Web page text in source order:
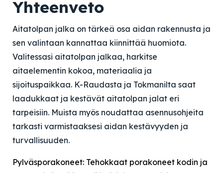
Yhteenveto
Aitatolpan jalka on tärkeä osa aidan rakennusta ja
sen valintaan kannattaa kiinnittää huomiota.
Valitessasi aitatolpan jalkaa, harkitse
aitaelementin kokoa, materiaalia ja
sijoituspaikkaa. K-Raudasta ja Tokmanilta saat
laadukkaat ja kestävät aitatolpan jalat eri
tarpeisiin. Muista myös noudattaa asennusohjeita
tarkasti varmistaaksesi aidan kestävyyden ja
turvallisuuden.
Pylväsporakoneet: Tehokkaat porakoneet kodin ja